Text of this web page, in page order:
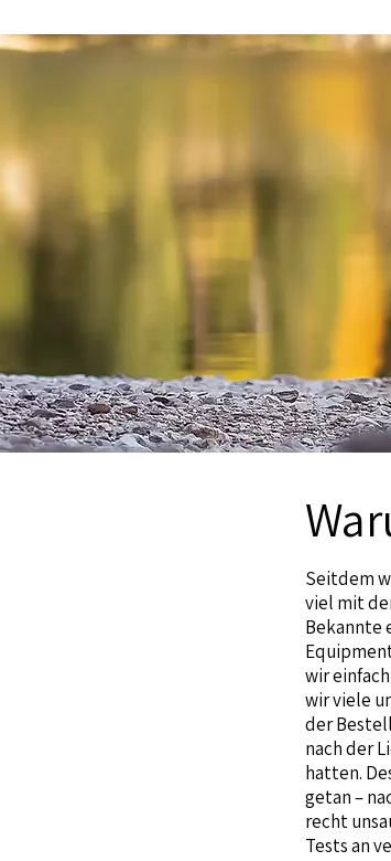
Seitdem
viel mit
Bekannte
wir
wir viele
der
nach der
hatten.
getan –
recht
Tests an